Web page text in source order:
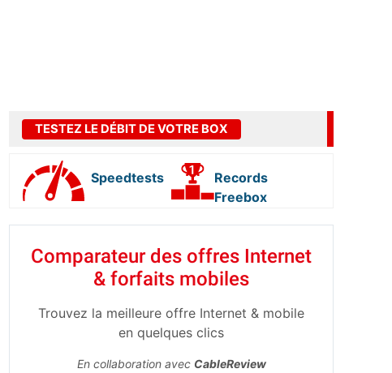
TESTEZ LE DÉBIT DE VOTRE BOX
Speedtests
Records
Freebox
Comparateur des offres Internet
& forfaits mobiles
Trouvez la meilleure offre Internet & mobile
en quelques clics
En collaboration avec CableReview